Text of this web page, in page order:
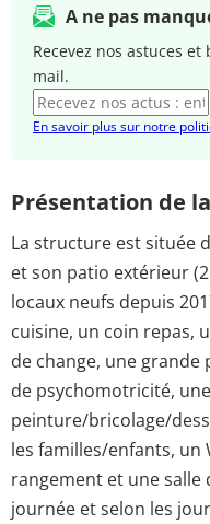
A ne pas
Recevez nos astuces
mail.
En savoir plus sur notre
Présentation de
La structure est située
et son patio extérieur
locaux neufs depuis
cuisine, un coin repas,
de change, une grande
de psychomotricité,
peinture/bricolage/
les familles/enfants, un
rangement et une
journée et selon les